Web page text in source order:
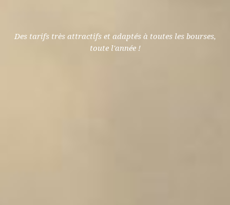
Des tarifs très attractifs et adaptés à toutes les bourses,
toute l'année !